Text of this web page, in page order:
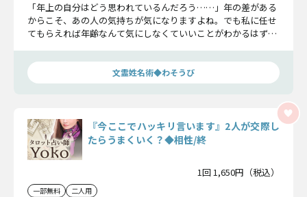
「年上の自分はどう思われているんだろう……」年の差がある
からこそ、あの人の気持ちが気になりますよね。でも私に任せ
てもらえれば年齢なんて気にしなくていいことがわかるはず。
るのかをお伝えしましょう。
文霊姓名術◆わそうび
『今ここでハッキリ言います』2人が交際し
たらうまくいく？◆相性/終
1回 1,650円（税込）
一部無料 二人用